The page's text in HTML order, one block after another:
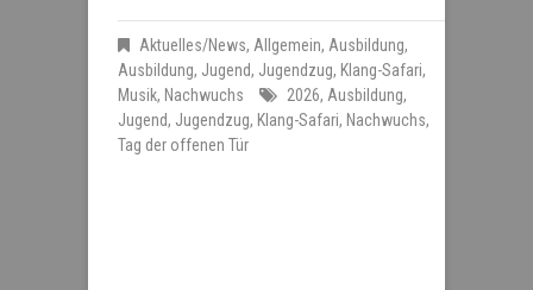
Aktuelles/News, Allgemein, Ausbildung,
Ausbildung, Jugend, Jugendzug, Klang-Safari,
Musik, Nachwuchs 2026, Ausbildung,
Jugend, Jugendzug, Klang-Safari, Nachwuchs,
Tag der offenen Tür